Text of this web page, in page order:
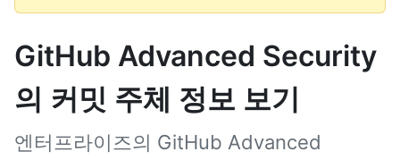
GitHub Advanced Security
의 커밋 주체 정보 보기
엔터프라이즈의 GitHub Advanced